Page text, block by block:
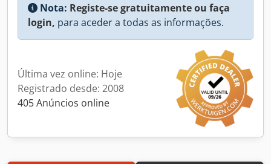
Nota: Registe-se gratuitamente ou faça
login, para aceder a todas as informações.
Última vez online: Hoje
Registrado desde: 2008
405 Anúncios online